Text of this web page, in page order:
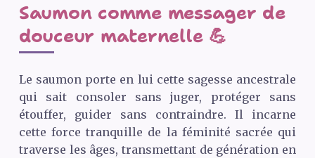
Saumon comme messager de
douceur maternelle 💪
Le saumon porte en lui cette sagesse ancestrale
qui sait consoler sans juger, protéger sans
étouffer, guider sans contraindre. Il incarne
cette force tranquille de la féminité sacrée qui
traverse les âges, transmettant de génération en